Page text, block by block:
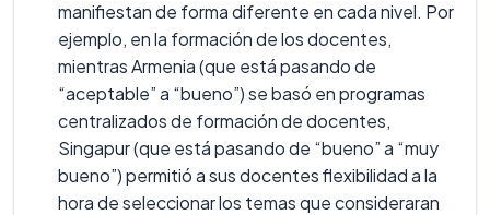
manifiestan de forma diferente en cada nivel. Por
ejemplo, en la formación de los docentes,
mientras Armenia (que está pasando de
“aceptable” a “bueno”) se basó en programas
centralizados de formación de docentes,
Singapur (que está pasando de “bueno” a “muy
bueno”) permitió a sus docentes flexibilidad a la
hora de seleccionar los temas que consideraran